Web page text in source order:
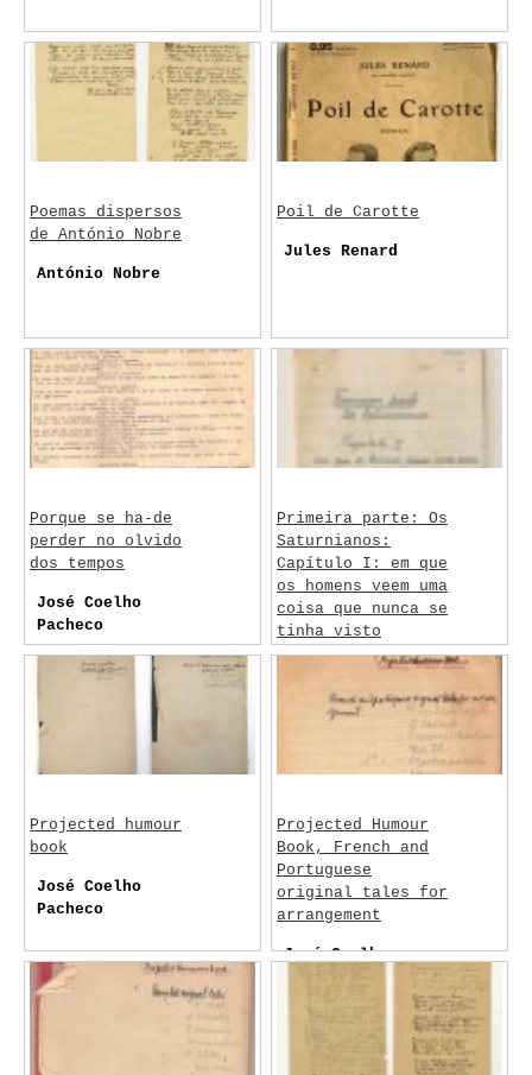
Poemas dispersos
de António Nobre
António Nobre
Poil de Carotte
Jules Renard
Porque se ha-de
perder no olvido
dos tempos
José Coelho
Pacheco
Primeira parte: Os
Saturnianos:
Capítulo I: em que
os homens veem uma
coisa que nunca se
tinha visto
Jean de la Hire /
José Coelho
Pacheco
Projected humour
book
José Coelho
Pacheco
Projected Humour
Book, French and
Portuguese
original tales for
arrangement
José Coelho
Pacheco